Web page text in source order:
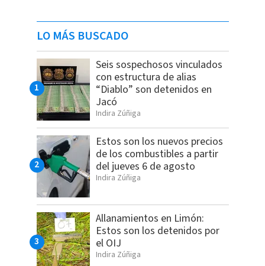
LO MÁS BUSCADO
Seis sospechosos vinculados
con estructura de alias
“Diablo” son detenidos en
Jacó
Indira Zúñiga
Estos son los nuevos precios
de los combustibles a partir
del jueves 6 de agosto
Indira Zúñiga
Allanamientos en Limón:
Estos son los detenidos por
el OIJ
Indira Zúñiga